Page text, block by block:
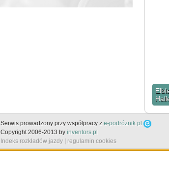
Serwis prowadzony przy współpracy z e-podróżnik.pl
Copyright 2006-2013 by inventors.pl
Indeks rozkładów jazdy | regulamin cookies